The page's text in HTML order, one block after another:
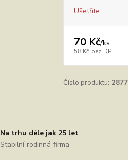
Ušetříte
70 Kč/ks
58 Kč bez DPH
Číslo produktu:
Na trhu déle jak 25 let
Stabilní rodinná firma